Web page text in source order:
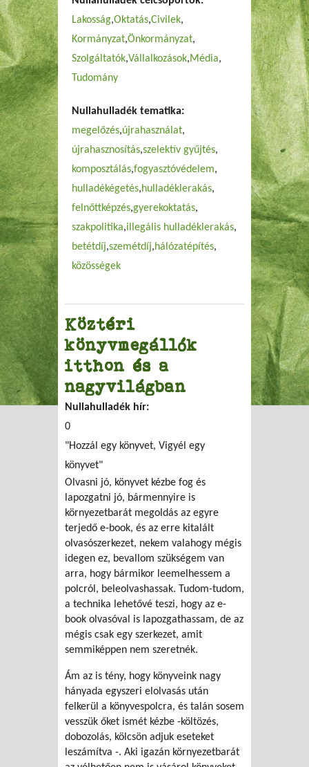
Lakosság Oktatás Civilek
Kormányzat Önkormányzat
Szolgáltatók Vállalkozások Média
Tudomány
Nullahulladék tematika:
megelőzés újrahasználat
újrahasznosítás szelektív gyűjtés
komposztálás fogyasztóvédelem
hulladékégetés hulladéklerakás
felnőttképzés gyerekoktatás
szakpolitika illegális hulladéklerakás
betétdíj szemétdíj hálózatépítés
közösségek
Köztéri
könyvmegállók
itthon és a
nagyvilágban
Nullahulladék hír:
0
"Hozzál egy könyvet, Vigyél egy
könyvet"
Olvasni jó, könyvet kézbe fog és
lapozgatni jó, bármennyire is
környezetbarát megoldás az egyre
terjedő e-book, és az erre kitalált
olvasószerkezet, nekem valahogy mégis
idegen ez, bevallom szükségem van
arra, hogy bármikor leemelhessem a
polcról, beleolvashassak. Tudom-tudom,
a technika lehetővé teszi, hogy az e-
book olvasóval is lapozgathassam, de az
mégis csak egy szerkezet, amit
semmiképpen nem szeretnék.
Ám az is tény, hogy könyveink nagy
hányada egyszeri elolvasás után
felkerül a könyvespolcra, és talán sosem
vesszük őket ismét kézbe -költözés,
dobozolás, kölcsön adjuk eseteket
leszámítva -. Aki igazán környezetbarát